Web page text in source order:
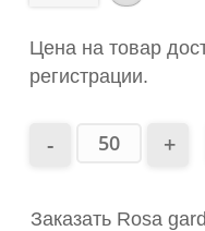
Цена на товар
регистрации.
Заказать Rosa